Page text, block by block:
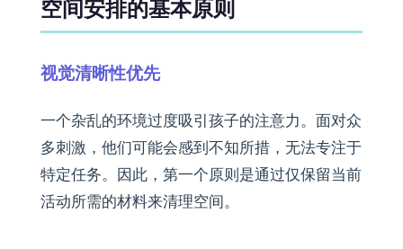
空间安排的基本原则
视觉清晰性优先
一个杂乱的环境过度吸引孩子的注意力。面对众
多刺激，他们可能会感到不知所措，无法专注于
特定任务。因此，第一个原则是通过仅保留当前
活动所需的材料来清理空间。